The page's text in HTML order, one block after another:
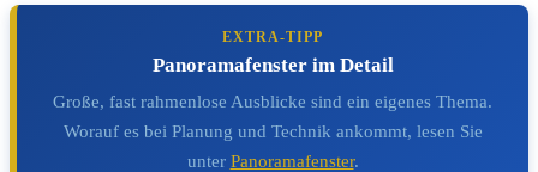
EXTRA-TIPP
Panoramafenster im Detail
Große, fast rahmenlose Ausblicke sind ein eigenes Thema.
Worauf es bei Planung und Technik ankommt, lesen Sie
unter Panoramafenster.